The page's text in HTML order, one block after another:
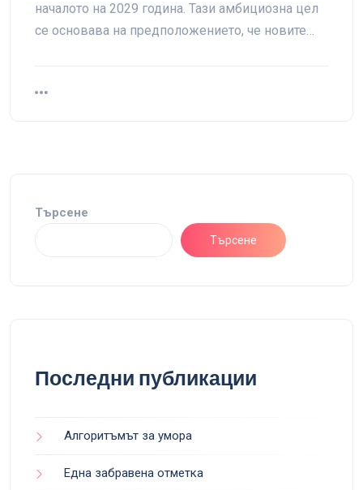
началото на 2029 година. Тази амбициозна цел
се основава на предположението, че новите…
Търсене
Търсене
Последни публикации
Алгоритъмът за умора
Една забравена отметка